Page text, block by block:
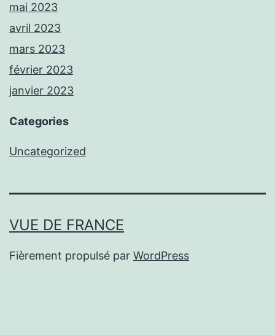
mai 2023
avril 2023
mars 2023
février 2023
janvier 2023
Categories
Uncategorized
VUE DE FRANCE
Fièrement propulsé par WordPress